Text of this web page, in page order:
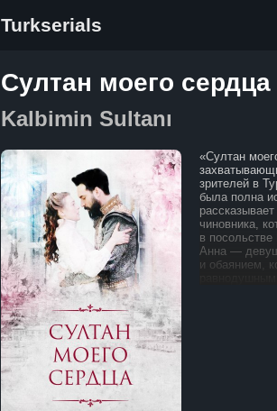
Turkserials
Султан моего сердца
Kalbimin Sultanı
«Султан
зрителей в
была полна
чиновника,
в
Анна —
и обаянием,